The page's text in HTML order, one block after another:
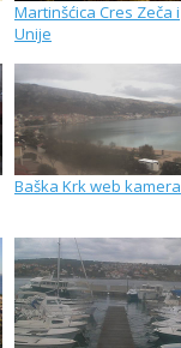
Martinšćica Cres Zeča i
Unije
Baška Krk web kamera